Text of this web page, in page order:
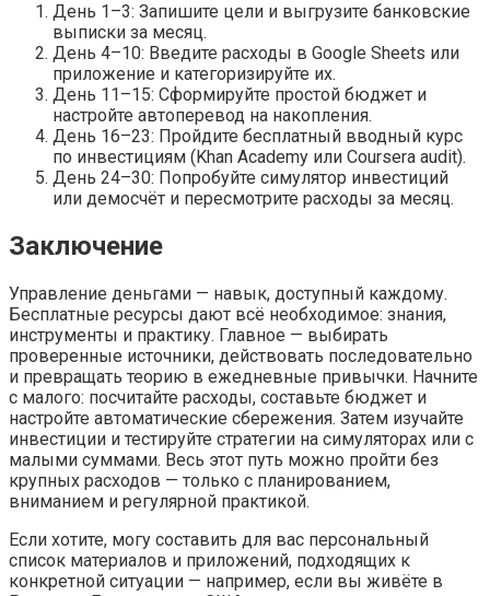
День 1–3: Запишите цели и выгрузите банковские
выписки за месяц.
День 4–10: Введите расходы в Google Sheets или
приложение и категоризируйте их.
День 11–15: Сформируйте простой бюджет и
настройте автоперевод на накопления.
День 16–23: Пройдите бесплатный вводный курс
по инвестициям (Khan Academy или Coursera audit).
День 24–30: Попробуйте симулятор инвестиций
или демосчёт и пересмотрите расходы за месяц.
Заключение
Управление деньгами — навык, доступный каждому.
Бесплатные ресурсы дают всё необходимое: знания,
инструменты и практику. Главное — выбирать
проверенные источники, действовать последовательно
и превращать теорию в ежедневные привычки. Начните
с малого: посчитайте расходы, составьте бюджет и
настройте автоматические сбережения. Затем изучайте
инвестиции и тестируйте стратегии на симуляторах или с
малыми суммами. Весь этот путь можно пройти без
крупных расходов — только с планированием,
вниманием и регулярной практикой.
Если хотите, могу составить для вас персональный
список материалов и приложений, подходящих к
конкретной ситуации — например, если вы живёте в